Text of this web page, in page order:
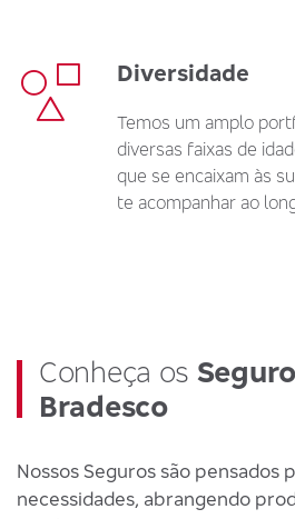
Diversidade
Temos um amplo
diversas faixas de
que se encaixam às
te acompanhar ao
Conheça os
Bradesco
Nossos Seguros são pensados
necessidades, abrangendo